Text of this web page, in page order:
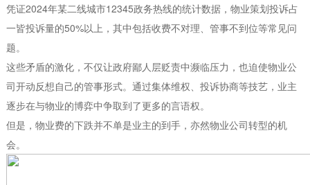
凭证2024年某二线城市12345政务热线的统计数据，物业策划投诉占
一皆投诉量的50%以上，其中包括收费不对理、管事不到位等常见问
题。
这些矛盾的激化，不仅让政府鄙人层贬责中濒临压力，也迫使物业公
司开动反想自己的管事形式。通过集体维权、投诉协商等技艺，业主
逐步在与物业的博弈中争取到了更多的言语权。
但是，物业费的下跌并不单是业主的到手，亦然物业公司转型的机
会。